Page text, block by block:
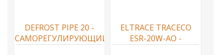
DEFROST PIPE 20 -
САМОРЕГУЛИРУЮЩИЙСЯ
ELTRACE TRACECO
ESR-20W-AO -